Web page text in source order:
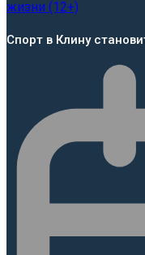
Спорт в Клину